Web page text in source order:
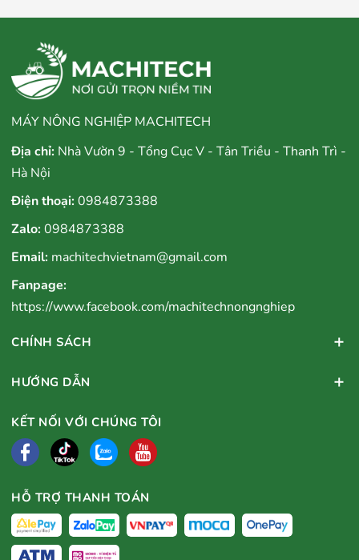
MÁY NÔNG NGHIỆP MACHITECH
Địa chỉ: Nhà Vườn 9 - Tổng Cục V - Tân Triều - Thanh Trì -
Hà Nội
Điện thoại:0984873388
Zalo:0984873388
Email: machitechvietnam@gmail.com
Fanpage:
https://www.facebook.com/machitechnongnghiep
CHÍNH SÁCH
HƯỚNG DẪN
KẾT NỐI VỚI CHÚNG TÔI
HỖ TRỢ THANH TOÁN